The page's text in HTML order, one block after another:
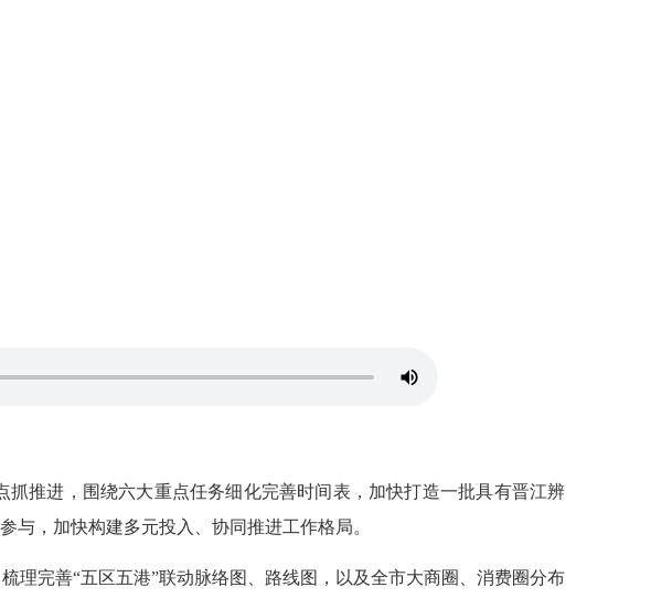
推进，围绕六大重点任务细化完善时间表，加快打造一批具有晋江辨
与，加快构建多元投入、协同推进工作格局。
完善“五区五港”联动脉络图、路线图，以及全市大商圈、消费圈分布